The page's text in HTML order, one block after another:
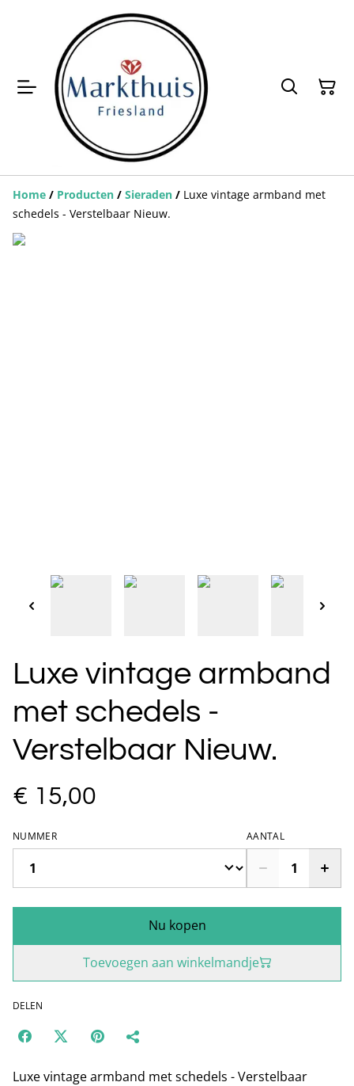
Home / Producten / Sieraden / Luxe vintage armband met
schedels - Verstelbaar Nieuw.
Luxe vintage armband
met schedels -
Verstelbaar Nieuw.
€ 15,00
NUMMER AANTAL
Nu kopen
Toevoegen aan winkelmandje
DELEN
Luxe vintage armband met schedels - Verstelbaar